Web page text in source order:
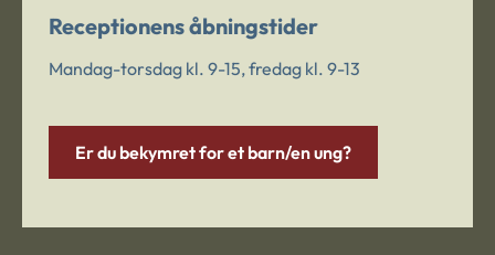
Receptionens åbningstider
Mandag-torsdag kl. 9-15, fredag kl. 9-13
Er du bekymret for et barn/en ung?